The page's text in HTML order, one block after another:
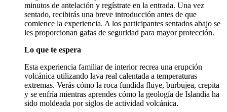
minutos de antelación y regístrate en la entrada. Una vez
sentado, recibirás una breve introducción antes de que
comience la experiencia. A los participantes sentados abajo se
les proporcionan gafas de seguridad para mayor protección.
Lo que te espera
Esta experiencia familiar de interior recrea una erupción
volcánica utilizando lava real calentada a temperaturas
extremas. Verás cómo la roca fundida fluye, burbujea, crepita
y se enfría mientras aprendes cómo la geología de Islandia ha
sido moldeada por siglos de actividad volcánica.